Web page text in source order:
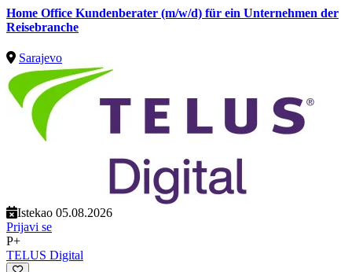
Home Office Kundenberater (m/w/d) für ein Unternehmen der
Reisebranche
Sarajevo
Istekao 05.08.2026
Prijavi se
P+
TELUS Digital